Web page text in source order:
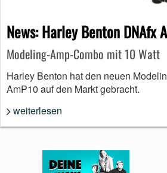
News: Harley Benton DNAfx
Modeling-Amp-Combo mit 10 Watt
Harley Benton hat den neuen
AmP10 auf den Markt gebracht.
weiterlesen